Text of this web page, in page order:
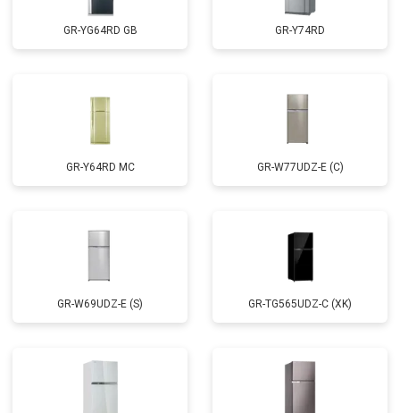
GR-YG64RD GB GR-Y74RD
GR-Y64RD MC GR-W77UDZ-E (C)
GR-W69UDZ-E (S) GR-TG565UDZ-C (XK)